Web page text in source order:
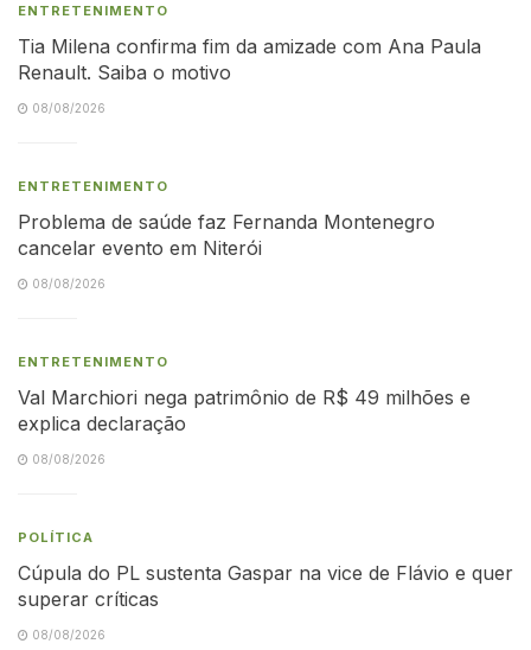
ENTRETENIMENTO
Tia Milena confirma fim da amizade com Ana Paula
Renault. Saiba o motivo
08/08/2026
ENTRETENIMENTO
Problema de saúde faz Fernanda Montenegro
cancelar evento em Niterói
08/08/2026
ENTRETENIMENTO
Val Marchiori nega patrimônio de R$ 49 milhões e
explica declaração
08/08/2026
POLÍTICA
Cúpula do PL sustenta Gaspar na vice de Flávio e quer
superar críticas
08/08/2026